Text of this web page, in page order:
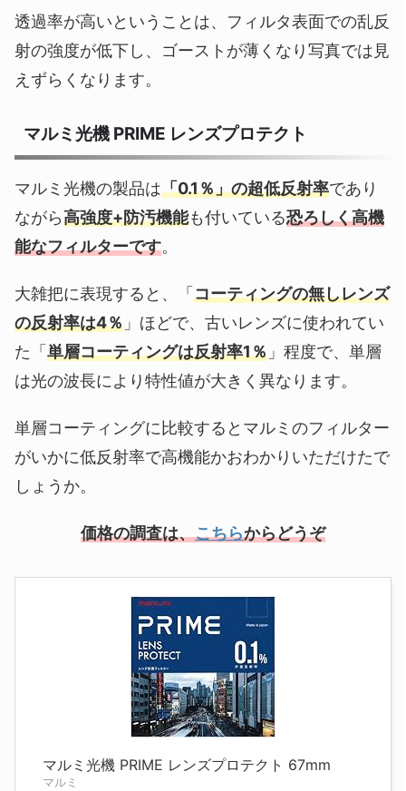
透過率が高いということは、フィルタ表面での乱反
射の強度が低下し、ゴーストが薄くなり写真では見
えずらくなります。
マルミ光機 PRIME レンズプロテクト
マルミ光機の製品は「0.1％」の超低反射率であり
ながら高強度+防汚機能も付いている恐ろしく高機
能なフィルターです。
大雑把に表現すると、「 コーティングの無しレンズ
の反射率は4％ 」ほどで、古いレンズに使われてい
た「 単層コーティングは反射率1％ 」程度で、単層
は光の波長により特性値が大きく異なります。
単層コーティングに比較するとマルミのフィルター
がいかに低反射率で高機能かおわかりいただけたで
しょうか。
価格の調査は、こちらからどうぞ
マルミ光機 PRIME レンズプロテクト 67mm
マルミ